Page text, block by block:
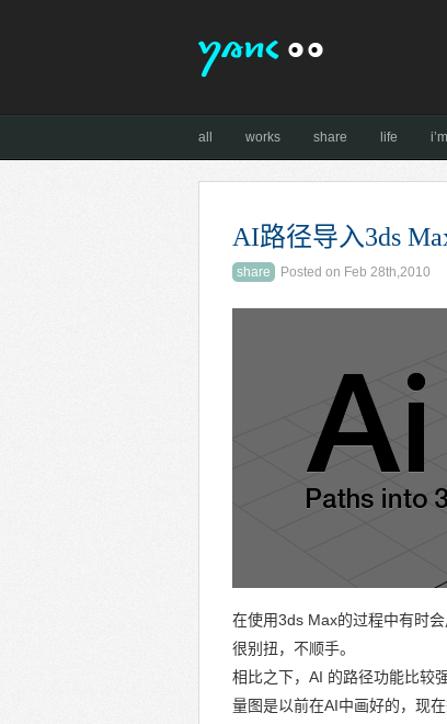
all works share life
AI路径导入3ds
share Posted on Feb 28th,2010
在使用3ds Max的过程中有时
很别扭，不顺手。
相比之下，AI 的路径功能比较
量图是以前在AI中画好的，现